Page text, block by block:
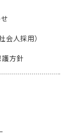
会人採用）
方針